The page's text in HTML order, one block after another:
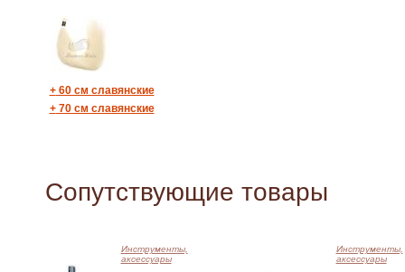
+60 см славянские
+70 см славянские
Сопутствующие товары
Инструменты,
аксессуары
Инструменты,
аксессуары